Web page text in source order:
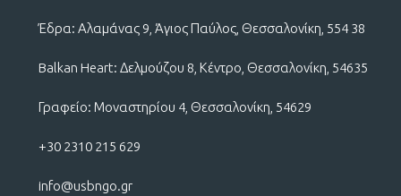
Έδρα: Αλαμάνας 9, Άγιος Παύλος, Θεσσαλονίκη, 554 38
Balkan Heart: Δελμούζου 8, Κέντρο, Θεσσαλονίκη, 54635
Γραφείο: Μοναστηρίου 4, Θεσσαλονίκη, 54629
+30 2310 215 629
info@usbngo.gr